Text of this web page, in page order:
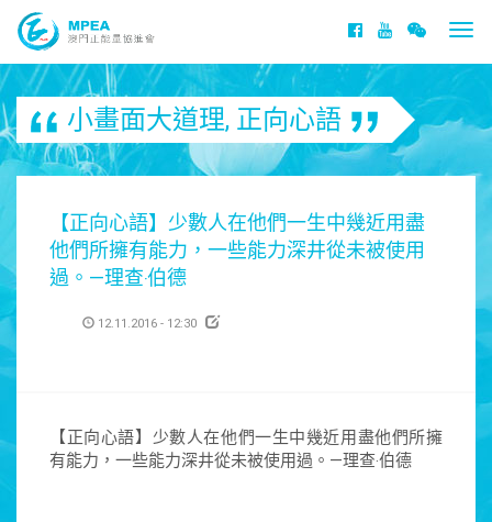
小畫面大道理, 正向心語
【正向心語】少數人在他們一生中幾近用盡
他們所擁有能力，一些能力深井從未被使用
過。—理查‧伯德
12.11.2016 - 12:30
【正向心語】少數人在他們一生中幾近用盡他們所擁
有能力，一些能力深井從未被使用過。—理查‧伯德